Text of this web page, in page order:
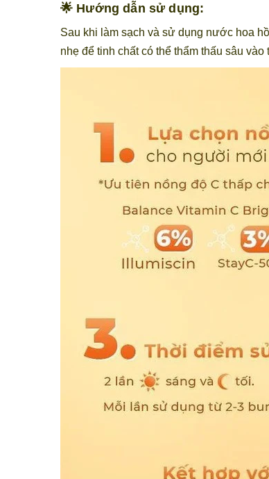
🌟 Hướng dẫn sử dụng:
Sau khi làm sạch và sử dụng nước hoa
nhẹ để tinh chất có thể thẩm thấu sâu vào